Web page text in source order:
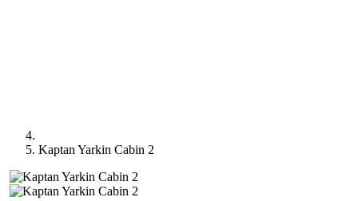
Kaptan Yarkin Cabin 2